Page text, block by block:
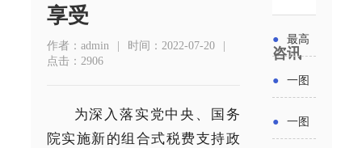
享受
作者：admin | 时间：2022-07-20
|
点击：2906
为深入落实党中央、国务
院实施新的组合式税费支持政
咨讯
● 最高
元！贵
● 一图
● 一图